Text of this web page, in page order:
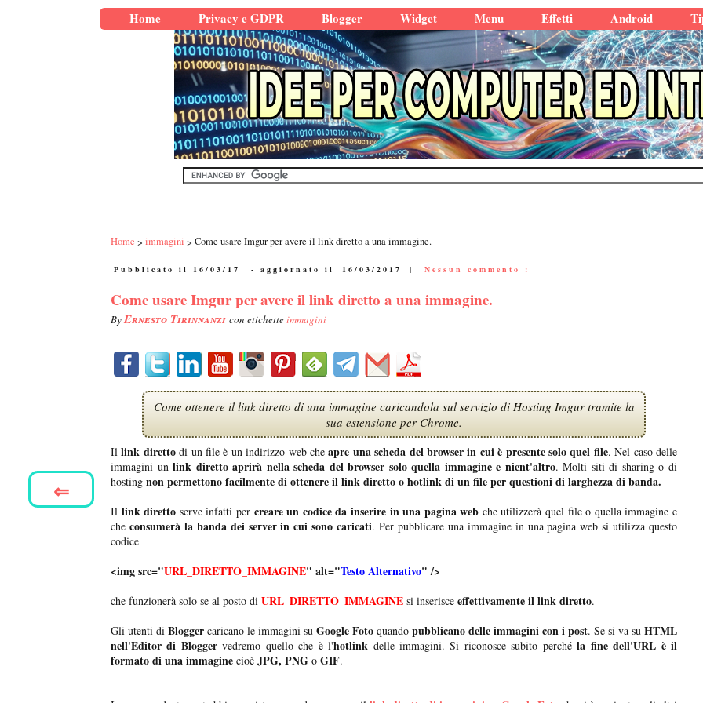
Home Privacy e GDPR Blogger Widget Menu Effetti Android
Home immagini Come usare Imgur per avere il link diretto a una immagine.
Pubblicato il 16/03/17 - aggiornato il 16/03/2017 | Nessun commento :
Come usare Imgur per avere il link diretto a una immagine.
ByErnesto Tirinnanzi con etichetteimmagini
Come ottenere il link diretto di una immagine caricandola sul servizio di Hosting Imgur tramite la
sua estensione per Chrome.
Il link direttodi un file è un indirizzo web cheapre una scheda del browser in cui è presente solo quel file. Nel caso delle
immagini unlink diretto aprirà nella scheda del browser solo quella immagine e nient'altro. Molti siti di sharing o di
hosting non permettono facilmente di ottenere il link diretto o hotlink di un file per questioni di larghezza di banda.
Il link diretto serve infatti per creare un codice da inserire in una pagina web che utilizzerà quel file o quella immagine e
che consumerà la banda dei server in cui sono caricati. Per pubblicare una immagine in una pagina web si utilizza questo
codice
<img src="URL_DIRETTO_IMMAGINE" alt="Testo Alternativo" />
che funzionerà solo se al posto di URL_DIRETTO_IMMAGINE si inserisce effettivamente il link diretto.
Gli utenti di Blogger caricano le immagini su Google Foto quando pubblicano delle immagini con i post. Se si va su HTML
nell'Editor di Bloggervedremo quello che è l'hotlink delle immagini. Si riconosce subito perchéla fine dell'URL è il
formato di una immagine cioè JPG, PNG o GIF.
⇐